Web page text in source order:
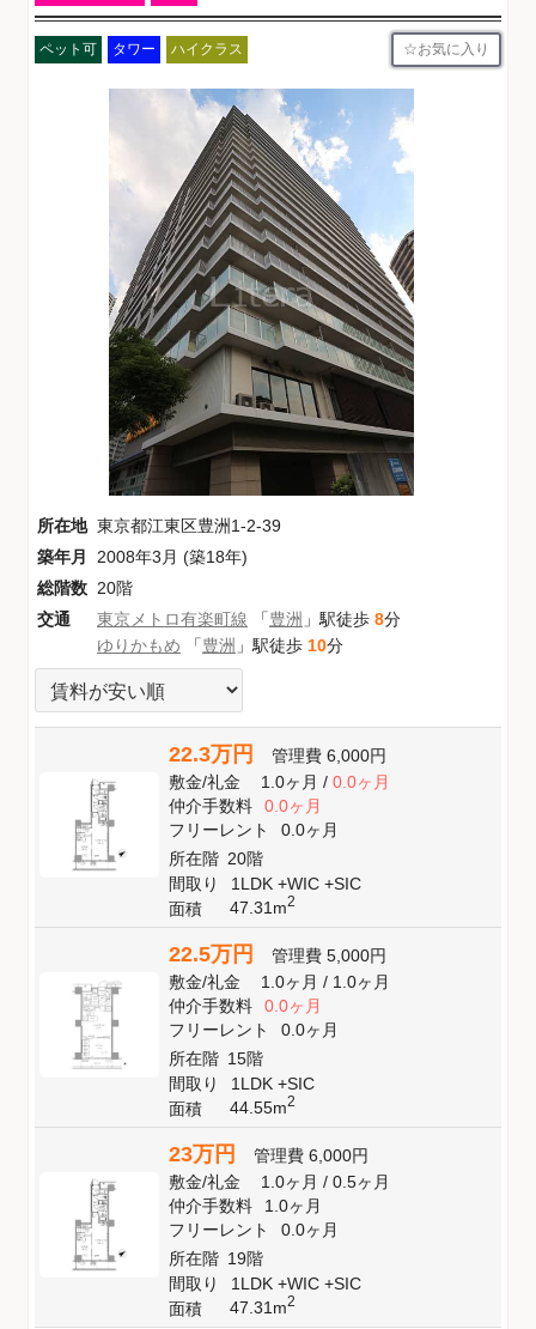
ペット可 タワー ハイクラス お気に入り
所在地 東京都江東区豊洲1-2-39
築年月
2008年3月 (築18年)
総階数 20階
交通
東京メトロ有楽町線 「豊洲 」駅徒歩 8分
ゆりかもめ 「豊洲 」駅徒歩 10分
22.3万円 管理費 6,000円
敷金/礼金 1.0ヶ月/ 0.0ヶ月
仲介手数料
0.0ヶ月
フリーレント
0.0ヶ月
所在階 20階
間取り
1LDK +WIC +SIC
面積
47.31m2
22.5万円 管理費 5,000円
敷金/礼金 1.0ヶ月/ 1.0ヶ月
仲介手数料
0.0ヶ月
フリーレント
0.0ヶ月
所在階 15階
間取り
1LDK +SIC
面積
44.55m2
23万円 管理費 6,000円
敷金/礼金 1.0ヶ月/ 0.5ヶ月
仲介手数料
1.0ヶ月
フリーレント
0.0ヶ月
所在階 19階
間取り
1LDK +WIC +SIC
面積
47.31m2